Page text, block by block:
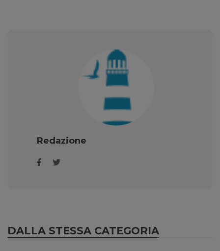
Redazione
DALLA STESSA CATEGORIA